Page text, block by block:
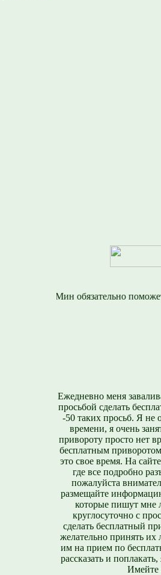
Ежедневно меня
просьбой сделать
-50 таких просьб. Я не
времени, я очень
привороту просто нет
бесплатным
это свое время. На
где все подробно
пожалуйста
размещайте
которые пишут мне
круглосуточно с
сделать бесплатный
желательно принять их
им на прием по
рассказать и
Имейте